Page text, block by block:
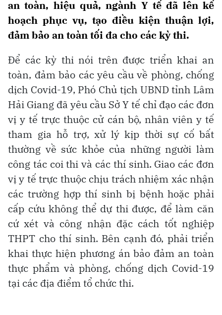
an toàn, hiệu quả, ngành Y tế đã lên kế
hoạch phục vụ, tạo điều kiện thuận lợi,
đảm bảo an toàn tối đa cho các kỳ thi.
Để các kỳ thi nói trên được triển khai an
toàn, đảm bảo các yêu cầu về phòng, chống
dịch Covid-19, Phó Chủ tịch UBND tỉnh Lâm
Hải Giang đã yêu cầu Sở Y tế chỉ đạo các đơn
vị y tế trực thuộc cử cán bộ, nhân viên y tế
tham gia hỗ trợ, xử lý kịp thời sự cố bất
thường về sức khỏe của những người làm
công tác coi thi và các thí sinh. Giao các đơn
vị y tế trực thuộc chịu trách nhiệm xác nhận
các trường hợp thí sinh bị bệnh hoặc phải
cấp cứu không thể dự thi được, để làm căn
cứ xét và công nhận đặc cách tốt nghiệp
THPT cho thí sinh. Bên cạnh đó, phải triển
khai thực hiện phương án bảo đảm an toàn
thực phẩm và phòng, chống dịch Covid-19
tại các địa điểm tổ chức thi.